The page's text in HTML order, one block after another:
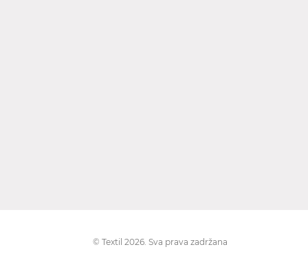
© Textil 2026. Sva prava zadržana